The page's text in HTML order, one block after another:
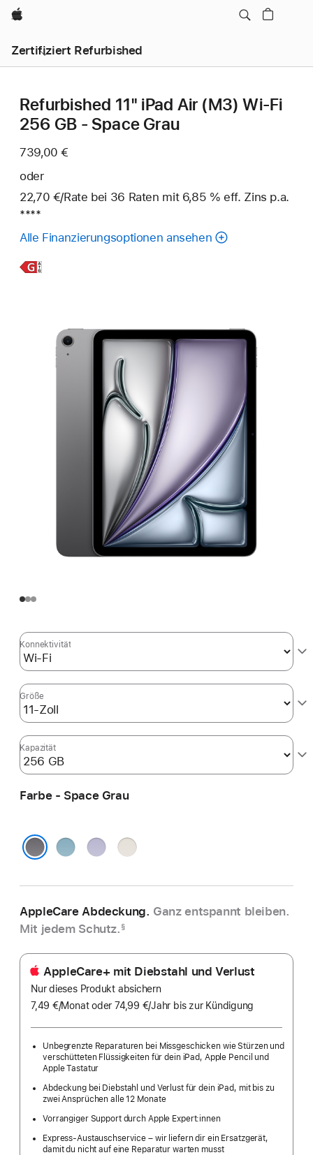
Apple
Zertifiziert Refurbished
Refurbished 11" iPad Air (M3) Wi‑Fi
256 GB - Space Grau
739,00 €
oder
22,70 €/Rate pro
bei 36 Raten Raten
mit 6,85 % eff. Zins p.a.
****
Alle Finanzierungsoptionen ansehen
Weitere
Konnektivität
Größe
Kapazität
Farbe - Space Grau
Blau ViolettPolarstern
AppleCare Abdeckung. Ganz entspannt bleiben.
Mit jedem Schutz. §
AppleCare+ mit Diebstahl und Verlust
Nur dieses Produkt absichern
7,49 €/Monatpro
oder 74,99 €/Jahr Pro
bis zur Kündigung
Unbegrenzte Reparaturen bei Missgeschicken wie Stürzen und
verschütteten Flüssigkeiten für dein iPad, Apple Pencil und
Apple Tastatur
Abdeckung bei Diebstahl und Verlust für dein iPad, mit bis zu
zwei Ansprüchen alle 12 Monate
Vorrangiger Support durch Apple Expert:innen
Express-Austauschservice – wir liefern dir ein Ersatzgerät,
damit du nicht auf eine Reparatur warten musst